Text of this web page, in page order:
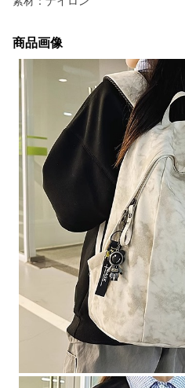
商品画像